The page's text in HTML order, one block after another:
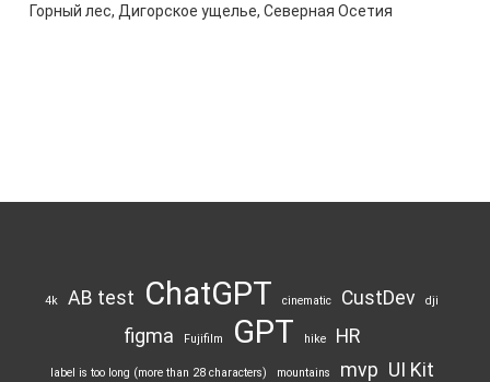
Горный лес, Дигорское ущелье, Северная Осетия
4k AB test ChatGPT cinematic CustDev dji
figma Fujifilm GPT hike HR
label is too long (more than 28 characters) mountains mvp UI Kit